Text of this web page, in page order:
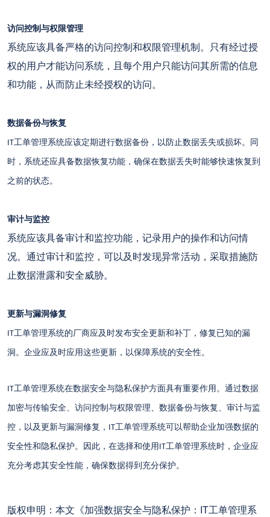
访问控制与权限管理
系统应该具备严格的访问控制和权限管理机制。只有经过授
权的用户才能访问系统，且每个用户只能访问其所需的信息
和功能，从而防止未经授权的访问。
数据备份与恢复
IT工单管理系统应该定期进行数据备份，以防止数据丢失或损坏。同
时，系统还应具备数据恢复功能，确保在数据丢失时能够快速恢复到
之前的状态。
审计与监控
系统应该具备审计和监控功能，记录用户的操作和访问情
况。通过审计和监控，可以及时发现异常活动，采取措施防
止数据泄露和安全威胁。
更新与漏洞修复
IT工单管理系统的厂商应及时发布安全更新和补丁，修复已知的漏
洞。企业应及时应用这些更新，以保障系统的安全性。
IT工单管理系统在数据安全与隐私保护方面具有重要作用。通过数据
加密与传输安全、访问控制与权限管理、数据备份与恢复、审计与监
控，以及更新与漏洞修复， IT工单管理系统可以帮助企业加强数据的
安全性和隐私保护。因此，在选择和使用 IT工单管理系统时，企业应
充分考虑其安全性能，确保数据得到充分保护。
版权申明：本文《加强数据安全与隐私保护：IT工单管理系